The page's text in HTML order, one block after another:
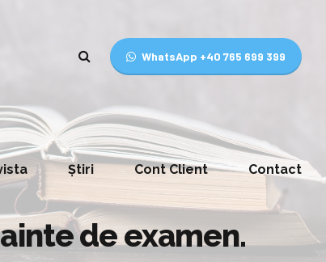
WhatsApp +40 765 699 399
Știri Cont Client Contact
de examen.